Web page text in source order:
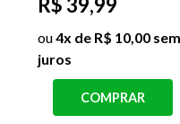
R$ 39,99
ou4x de R$ 10,00 sem
juros
COMPRAR